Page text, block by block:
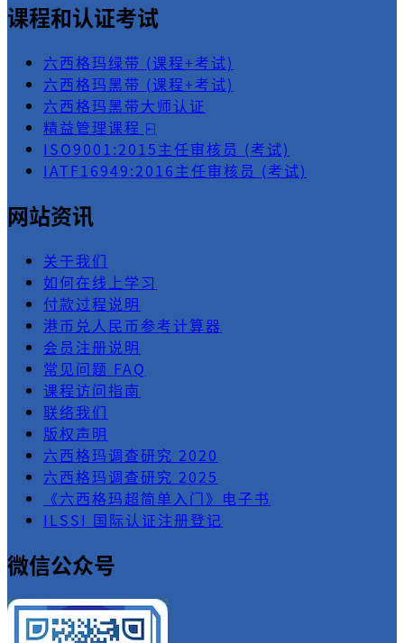
课程和认证考试
六西格玛绿带 (课程+考试)
六西格玛黑带 (课程+考试)
六西格玛黑带大师认证
精益管理课程 ⍇
ISO9001:2015主任审核员 (考试)
IATF16949:2016主任审核员 (考试)
网站资讯
关于我们
如何在线上学习
付款过程说明
港币兑人民币参考计算器
会员注册说明
常见问题 FAQ
课程访问指南
联络我们
版权声明
六西格玛调查研究 2020
六西格玛调查研究 2025
《六西格玛超简单入门》电子书
ILSSI 国际认证注册登记
微信公众号